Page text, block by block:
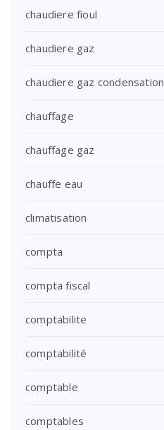
chaudiere fioul
chaudiere gaz
chaudiere gaz condensation
chauffage
chauffage gaz
chauffe eau
climatisation
compta
compta fiscal
comptabilite
comptabilité
comptable
comptables